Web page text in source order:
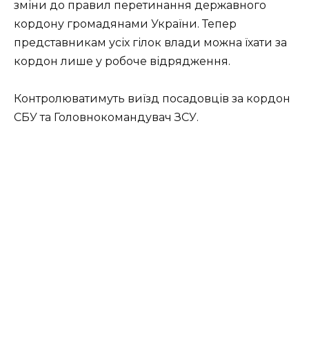
зміни до правил перетинання державного
кордону громадянами України. Тепер
представникам усіх гілок влади можна їхати за
кордон лише у робоче відрядження.
Контролюватимуть виїзд посадовців за кордон
СБУ та Головнокомандувач ЗСУ.